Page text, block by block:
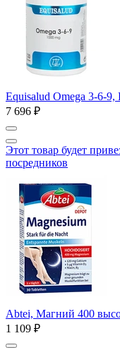
Equisalud Omega 3-6-
7 696 ₽
Этот товар будет
посредников
Abtei, Магний 400
1 109 ₽